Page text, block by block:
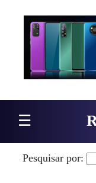
Pular para o conteúdo
☰
Pesquisar por: